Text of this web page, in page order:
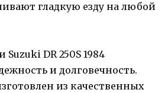
гладкую езду на любой
DR 250S 1984
и долговечность.
из качественных